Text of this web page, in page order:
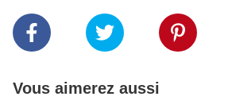
Vous aimerez aussi